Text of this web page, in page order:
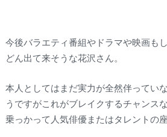
今後バラエティ番組やドラマや映画も
どん出て来そうな花沢さん。
本人としてはまだ実力が全然伴ってい
うですがこれがブレイクするチャンス
乗っかって人気俳優またはタレントの